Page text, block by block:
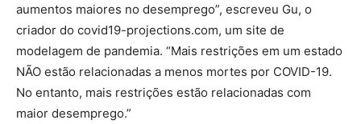
aumentos maiores no desemprego”, escreveu Gu, o
criador do covid19-projections.com, um site de
modelagem de pandemia. “Mais restrições em um estado
NÃO estão relacionadas a menos mortes por COVID-19.
No entanto, mais restrições estão relacionadas com
maior desemprego.”